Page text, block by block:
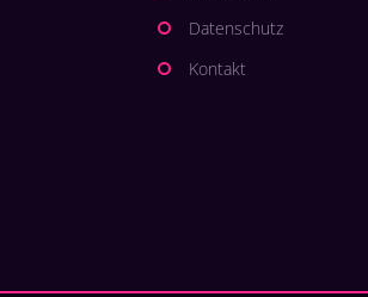
Datenschutz
Kontakt